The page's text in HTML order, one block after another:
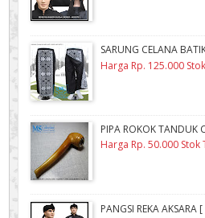
SARUNG CELANA
Harga Rp. 125.000
PIPA ROKOK TANDUK
Harga Rp. 50.000 Stok
PANGSI REKA